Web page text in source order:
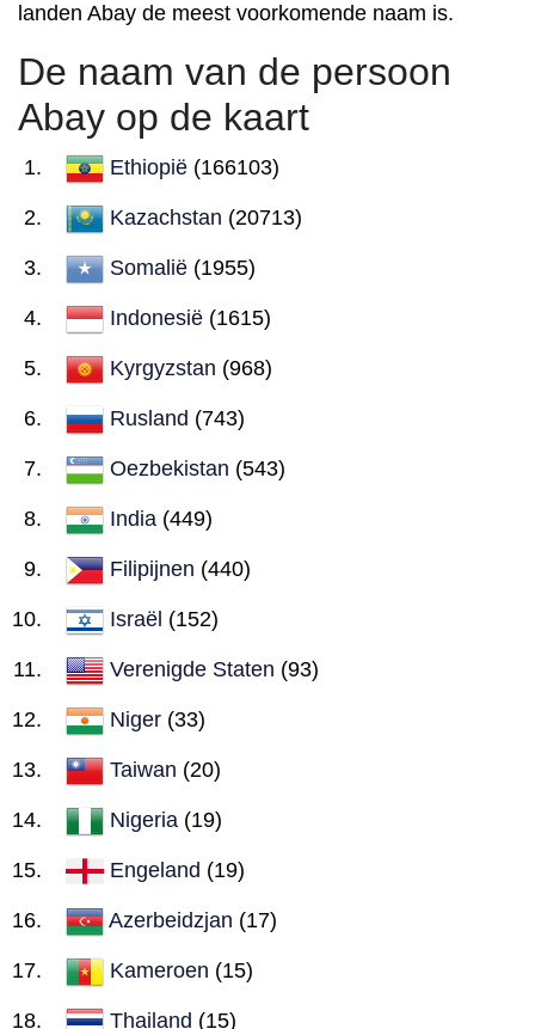
landen Abay de meest voorkomende naam is.
De naam van de persoon
Abay op de kaart
Ethiopië (166103)
Kazachstan (20713)
Somalië (1955)
Indonesië (1615)
Kyrgyzstan (968)
Rusland (743)
Oezbekistan (543)
India (449)
Filipijnen (440)
Israël (152)
Verenigde Staten (93)
Niger (33)
Taiwan (20)
Nigeria (19)
Engeland (19)
Azerbeidzjan (17)
Kameroen (15)
Thailand (15)